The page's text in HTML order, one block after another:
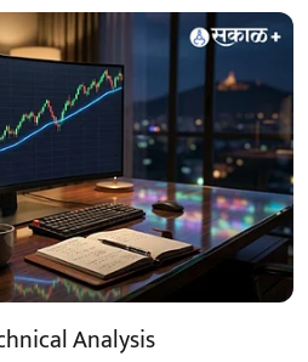
Analysis